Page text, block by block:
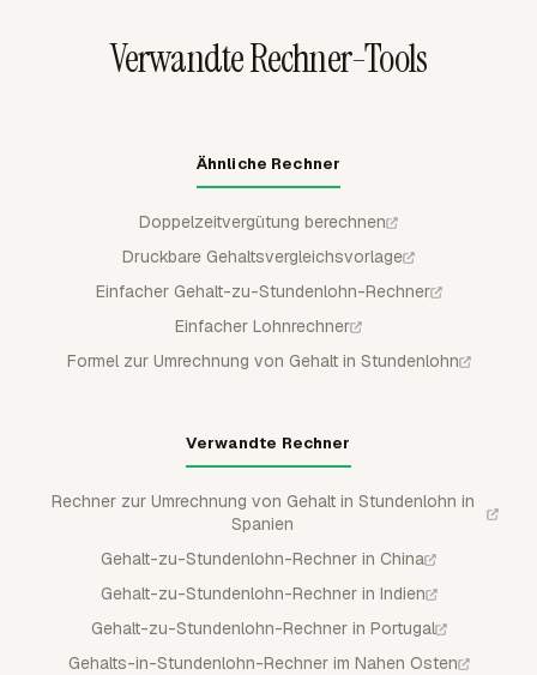
Verwandte Rechner-Tools
Ähnliche Rechner
Doppelzeitvergütung berechnen
Druckbare Gehaltsvergleichsvorlage
Einfacher Gehalt-zu-Stundenlohn-Rechner
Einfacher Lohnrechner
Formel zur Umrechnung von Gehalt in Stundenlohn
Verwandte Rechner
Rechner zur Umrechnung von Gehalt in Stundenlohn in
Spanien
Gehalt-zu-Stundenlohn-Rechner in China
Gehalt-zu-Stundenlohn-Rechner in Indien
Gehalt-zu-Stundenlohn-Rechner in Portugal
Gehalts-in-Stundenlohn-Rechner im Nahen Osten